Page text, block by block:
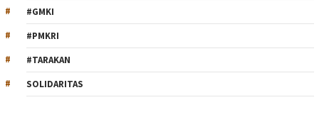
#GMKI
#PMKRI
#TARAKAN
SOLIDARITAS